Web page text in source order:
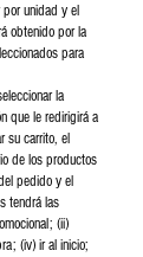
unidad y el
obtenido por la
para
la
que le redirigirá a
su carrito, el
de los productos
pedido y el
tendrá las
(ii)
(iv) ir al inicio;